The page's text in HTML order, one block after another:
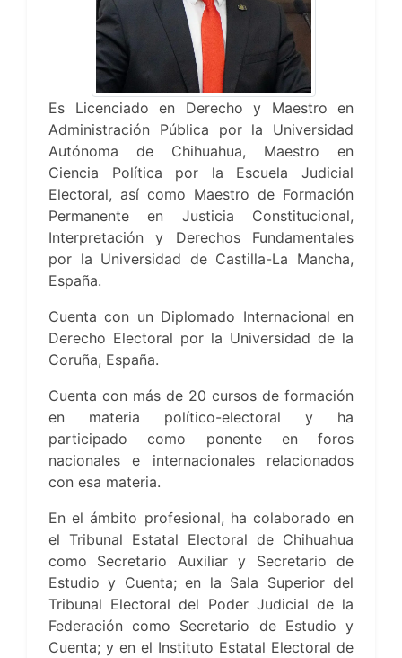
Es Licenciado en Derecho y Maestro en
Administración Pública por la Universidad
Autónoma de Chihuahua, Maestro en
Ciencia Política por la Escuela Judicial
Electoral, así como Maestro de Formación
Permanente en Justicia Constitucional,
Interpretación y Derechos Fundamentales
por la Universidad de Castilla-La Mancha,
España.
Cuenta con un Diplomado Internacional en
Derecho Electoral por la Universidad de la
Coruña, España.
Cuenta con más de 20 cursos de formación
en materia político-electoral y ha
participado como ponente en foros
nacionales e internacionales relacionados
con esa materia.
En el ámbito profesional, ha colaborado en
el Tribunal Estatal Electoral de Chihuahua
como Secretario Auxiliar y Secretario de
Estudio y Cuenta; en la Sala Superior del
Tribunal Electoral del Poder Judicial de la
Federación como Secretario de Estudio y
Cuenta; y en el Instituto Estatal Electoral de